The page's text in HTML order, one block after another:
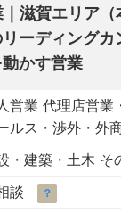
滋賀エリア
ーディングカ
動かす営業
営業 代理店営業
ルス・渉外・外
・建築・土木 そ
談 ？